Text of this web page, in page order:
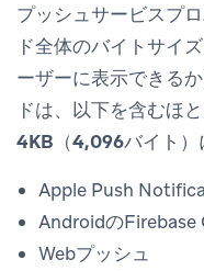
プッシュサービスプ
ド全体のバイトサイ
ーザーに表示できる
ドは、以下を含むほ
4KB（4,096バイト）
Apple Push
AndroidのFirebase
Webプッシュ